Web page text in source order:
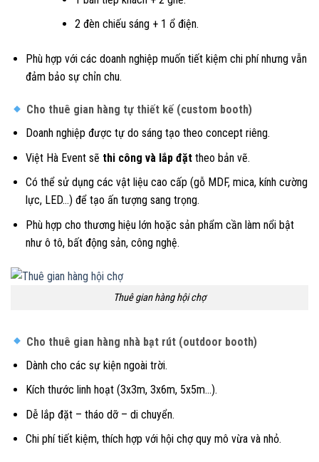
2 đèn chiếu sáng + 1 ổ điện.
Phù hợp với các doanh nghiệp muốn tiết kiệm chi phí nhưng vẫn
đảm bảo sự chỉn chu.
Cho thuê gian hàng tự thiết kế (custom booth)
Doanh nghiệp được tự do sáng tạo theo concept riêng.
Việt Hà Event sẽ thi công và lắp đặttheo bản vẽ.
Có thể sử dụng các vật liệu cao cấp (gỗ MDF, mica, kính cường
lực, LED…) để tạo ấn tượng sang trọng.
Phù hợp cho thương hiệu lớn hoặc sản phẩm cần làm nổi bật
như ô tô, bất động sản, công nghệ.
Thuê gian hàng hội chợ
Cho thuê gian hàng nhà bạt rút (outdoor booth)
Dành cho các sự kiện ngoài trời.
Kích thước linh hoạt (3x3m, 3x6m, 5x5m…).
Dễ lắp đặt – tháo dỡ – di chuyển.
Chi phí tiết kiệm, thích hợp với hội chợ quy mô vừa và nhỏ.